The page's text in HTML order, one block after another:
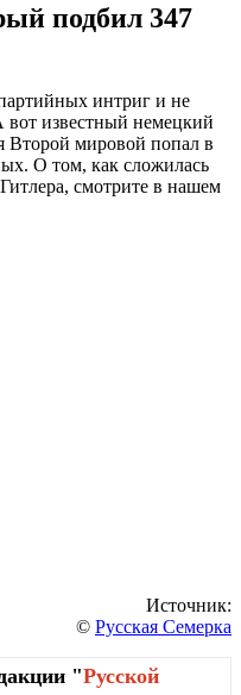
подбил 347
интриг и не
вот известный немецкий
Второй мировой попал в
О том, как сложилась
смотрите в нашем
Источник:
© Русская Семерка
"Русской